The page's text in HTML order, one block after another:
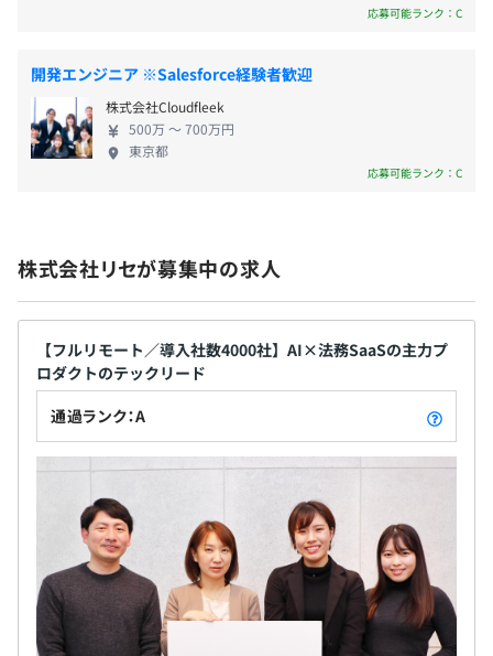
試用期間3ヶ月あり（待遇は本採用と変わらず）
応募可能ランク：C
開発エンジニア ※Salesforce経験者歓迎
株式会社Cloudfleek
500万 〜 700万円
東京都
応募可能ランク：C
株式会社リセが募集中の求人
【フルリモート／導入社数4000社】AI×法務SaaSの主力プ
ロダクトのテックリード
通過ランク：A